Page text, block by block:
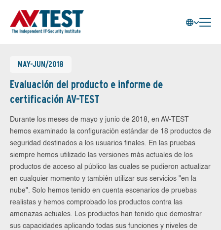
MAY-JUN/2018
Evaluación del producto e informe de
certificación AV-TEST
Durante los meses de mayo y junio de 2018, en AV-TEST
hemos examinado la configuración estándar de 18 productos de
seguridad destinados a los usuarios finales. En las pruebas
siempre hemos utilizado las versiones más actuales de los
productos de acceso al público las cuales se pudieron actualizar
en cualquier momento y también utilizar sus servicios "en la
nube". Solo hemos tenido en cuenta escenarios de pruebas
realistas y hemos comprobado los productos contra las
amenazas actuales. Los productos han tenido que demostrar
sus capacidades aplicando todas sus funciones y niveles de